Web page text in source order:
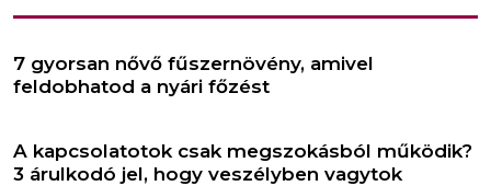
7 gyorsan nővő fűszernövény, amivel
feldobhatod a nyári főzést
A kapcsolatotok csak megszokásból működik?
3 árulkodó jel, hogy veszélyben vagytok